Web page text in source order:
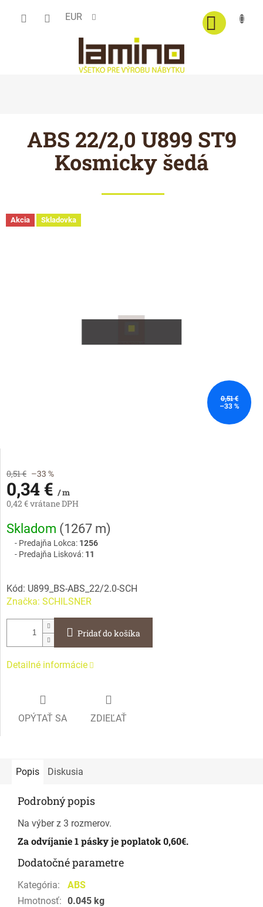
EUR
ABS 22/2,0 U899 ST9
Kosmicky šedá
Akcia Skladovka
0,51 €
–33 %
0,51 € –33 %
0,34 € / m
0,42 € vrátane DPH
Jednotková
cena:
Skladom (1267 m)
Predajňa Lokca: 1256
Predajňa Lisková: 11
Kód: U899_BS-ABS_22/2.0-SCH
Značka: SCHILSNER
Pridať do košíka
Detailné informácie
OPÝTAŤ SA ZDIEĽAŤ
Popis Diskusia
Podrobný popis
Na výber z 3 rozmerov.
Za odvíjanie 1 pásky je poplatok 0,60€.
Dodatočné parametre
Kategória:
ABS
Hmotnosť: 0.045 kg